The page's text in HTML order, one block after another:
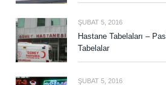
ŞUBAT 5, 2016
Hastane Tabelaları –
Tabelalar
ŞUBAT 5, 2016